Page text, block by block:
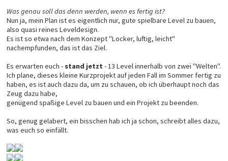
Was genau soll das denn werden, wenn es fertig ist?
Nun ja, mein Plan ist es eigentlich nur, gute spielbare Level zu bauen,
also quasi reines Leveldesign.
Es ist so etwa nach dem Konzept "Locker, luftig, leicht"
nachempfunden, das ist das Ziel.
Es erwarten euch - stand jetzt - 13 Level innerhalb von zwei "Welten".
Ich plane, dieses kleine Kurzprojekt auf jeden Fall im Sommer fertig zu
haben, es ist auch dazu da, um zu schauen, ob ich überhaupt noch das
Zeug dazu habe,
genügend spaßige Level zu bauen und ein Projekt zu beenden.
So, genug gelabert, ein bisschen hab ich ja schon, schreibt alles dazu,
was euch so einfällt.